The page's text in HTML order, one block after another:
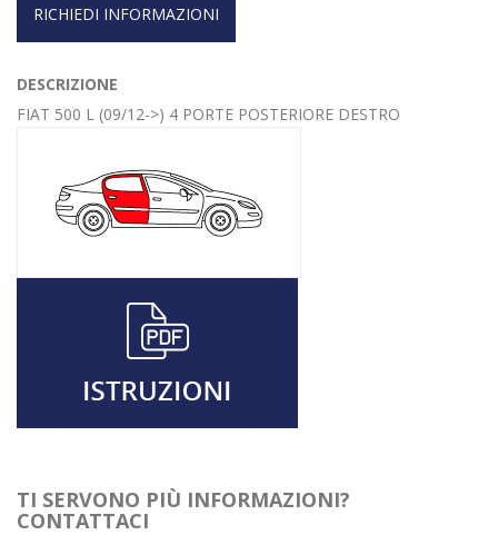
RICHIEDI INFORMAZIONI
DESCRIZIONE
FIAT 500 L (09/12->) 4 PORTE POSTERIORE DESTRO
TI SERVONO PIÙ INFORMAZIONI?
CONTATTACI